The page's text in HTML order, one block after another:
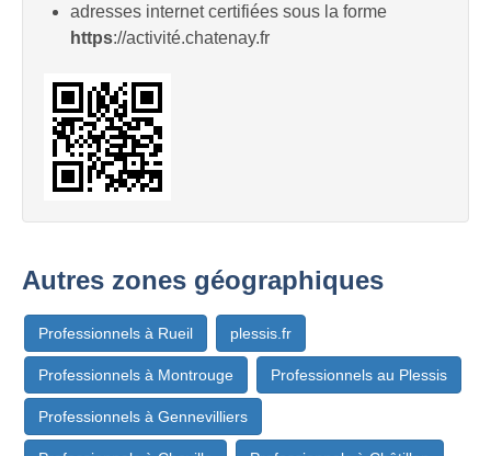
adresses internet certifiées sous la forme
https://activité.chatenay.fr
Autres zones géographiques
Professionnels à Rueil plessis.fr
Professionnels à Montrouge Professionnels au Plessis
Professionnels à Gennevilliers